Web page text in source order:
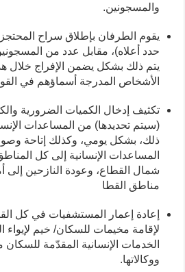
والمسجونين.
يقوم الطرفان بإطلاق سراح
حدد أعلاه)، مقابل عدد من
يتم ذلك بشكل يضمن الإفراج خلال
الأشخاص المدرجة أسماؤهم في
تكثيف إدخال الكميات الضرورية
(سيتم تحديدها) من المساعدات
ذلك، بشكل يومي، وكذلك إتاحة
المساعدات الإنسانية إلى كل
شمال القطاع، وعودة النازحين
مناطق القطا
إعادة إعمار المستشفيات في كل
لإقامة مخيمات للسكان/ خيم
الخدمات الإنسانية المقدّمة
ووكالاتها.